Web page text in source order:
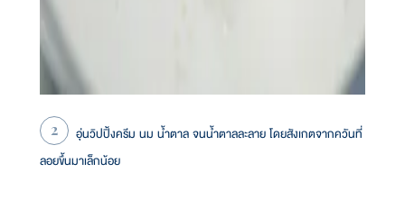
อุ่นวิปปิ้งครีม นม น้ำตาล จนน้ำตาลละลาย โดยสังเกตจากควันที่
ลอยขึ้นมาเล็กน้อย